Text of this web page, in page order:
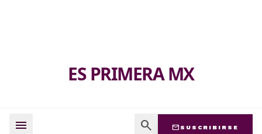
ES PRIMERA MX
menu search mail SUSCRIBIRSE